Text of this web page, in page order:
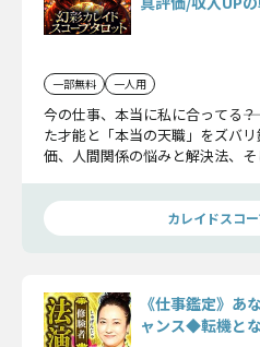
一部無料 一人用
今の仕事、本当に私に合ってる
た才能と「本当の天職」をズバ
価、人間関係の悩みと解決法、
っきりと示します。
カレイドスコ
《仕事鑑定》あ
ャンス◆転機と